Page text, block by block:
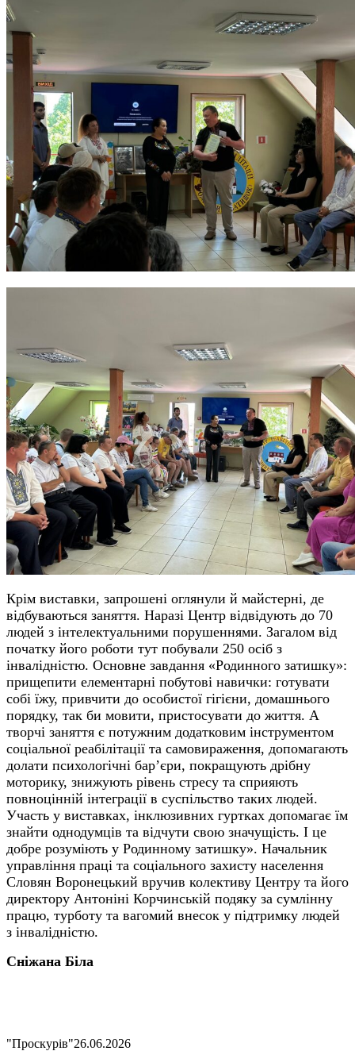
Крім виставки, запрошені оглянули й майстерні, де
відбуваються заняття. Наразі Центр відвідують до 70
людей з інтелектуальними порушеннями. Загалом від
початку його роботи тут побували 250 осіб з
інвалідністю. Основне завдання «Родинного затишку»:
прищепити елементарні побутові навички: готувати
собі їжу, привчити до особистої гігієни, домашнього
порядку, так би мовити, пристосувати до життя. А
творчі заняття є потужним додатковим інструментом
соціальної реабілітації та самовираження, допомагають
долати психологічні бар’єри, покращують дрібну
моторику, знижують рівень стресу та сприяють
повноцінній інтеграції в суспільство таких людей.
Участь у виставках, інклюзивних гуртках допомагає їм
знайти однодумців та відчути свою значущість. І це
добре розуміють у Родинному затишку». Начальник
управління праці та соціального захисту населення
Словян Воронецький вручив колективу Центру та його
директору Антоніні Корчинській подяку за сумлінну
працю, турботу та вагомий внесок у підтримку людей
з інвалідністю.
Сніжана Біла
"Проскурів"26.06.2026